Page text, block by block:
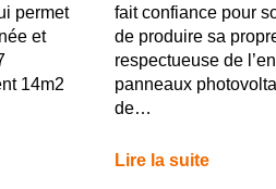
permet
et
14m2
fait confiance pour
de produire sa
respectueuse de
panneaux
de…
Lire la suite